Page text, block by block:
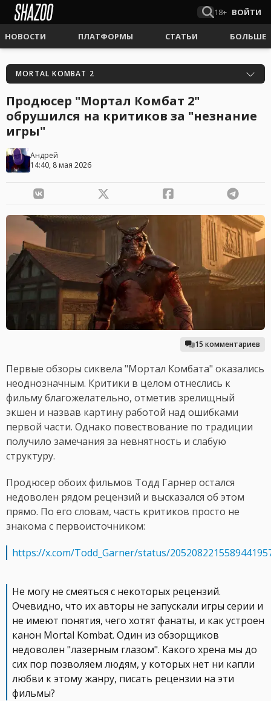
18+ ВОЙТИ
НОВОСТИ ПЛАТФОРМЫ СТАТЬИ БОЛЬШЕ
MORTAL KOMBAT 2
Продюсер "Мортал Комбат 2"
обрушился на критиков за "незнание
игры"
Андрей
14:40, 8 мая 2026
15 комментариев
Первые обзоры сиквела "Мортал Комбата" оказались
неоднозначным. Критики в целом отнеслись к
фильму благожелательно, отметив зрелищный
экшен и назвав картину работой над ошибками
первой части. Однако повествование по традиции
получило замечания за невнятность и слабую
структуру.
Продюсер обоих фильмов Тодд Гарнер остался
недоволен рядом рецензий и высказался об этом
прямо. По его словам, часть критиков просто не
знакома с первоисточником:
https://x.com/Todd_Garner/status/
Не могу не смеяться с некоторых рецензий.
Очевидно, что их авторы не запускали игры серии и
не имеют понятия, чего хотят фанаты, и как устроен
канон Mortal Kombat. Один из обзорщиков
недоволен "лазерным глазом". Какого хрена мы до
сих пор позволяем людям, у которых нет ни капли
любви к этому жанру, писать рецензии на эти
фильмы?